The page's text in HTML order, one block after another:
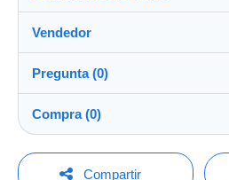
Destino:
Ver la lista de países
Envío:
Envío después del pago
A cargo del comprador
Vendedor
plm37100%
PRO
Pregunta (0)
Para hacer una pregunta,
Compra (0)
Última
Compartir